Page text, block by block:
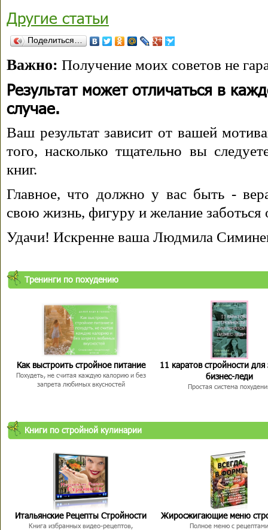
Другие статьи
Поделиться…
Важно: Получение моих советов не
Результат может отличаться в
случае.
Ваш результат зависит от вашей
того, насколько тщательно вы
книг.
Главное, что должно у вас быть -
свою жизнь, фигуру и желание заботься
Удачи! Искренне ваша Людмила
Тренинги по похудению
Как выстроить стройное питание
Похудеть, не считая каждую калорию и без
запрета любимых вкусностей
11 каратов стройности для
бизнес-леди
Простая система
Книги по стройной кулинарии
Итальянские Рецепты Стройности
Книга избранных видео-рецептов,
Жиросжигающие меню
Полное меню с рецептами